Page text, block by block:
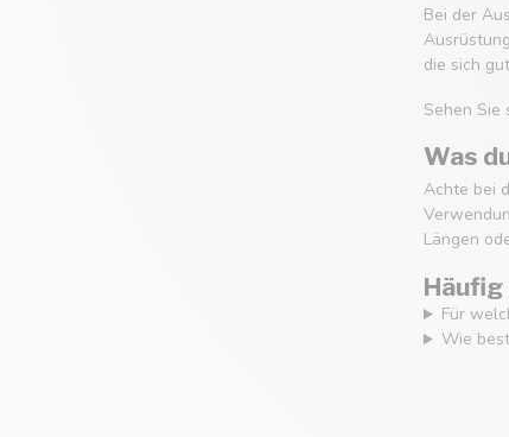
Bei der
die sich
Sehen Sie
Was
Achte bei
Längen
Für
Wie